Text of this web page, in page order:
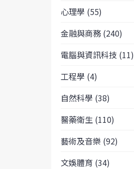
心理學 (55)
金融與商務 (240)
電腦與資訊科技 (11)
工程學 (4)
自然科學 (38)
醫藥衛生 (110)
藝術及音樂 (92)
文娛體育 (34)